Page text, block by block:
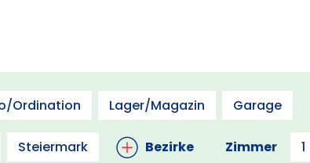
Ordination Lager/Magazin Garage
Steiermark Bezirke Zimmer 1